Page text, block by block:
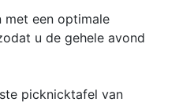
met een optimale
u de gehele avond
picknicktafel van